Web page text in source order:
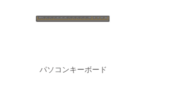
パソコンキーボード